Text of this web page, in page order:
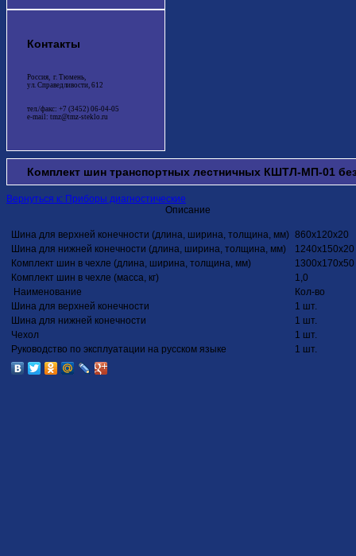
Контакты
Россия, г. Тюмень,
ул. Справедливости, 612
тел./факс: +7 (3452) 06-04-05
e-mail: tmz@tmz-steklo.ru
Комплект шин транспортных лестничных КШТЛ-МП-01
Вернуться к: Приборы диагностические
Описание
Шина для верхней конечности (длина, ширина, толщина, мм) 860х120х20
Шина для нижней конечности (длина, ширина, толщина, мм)
1240х150х20
Комплект шин в чехле (длина, ширина, толщина, мм)
1300х170х50
Комплект шин в чехле (масса, кг)
1,0
Наименование
Кол-во
Шина для верхней конечности
1 шт.
Шина для нижней конечности
1 шт.
Чехол
1 шт.
Руководство по эксплуатации на русском языке
1 шт.